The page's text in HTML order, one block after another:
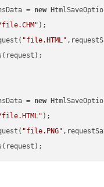
= new
);
"file.HTML"
= new
);
"file.PNG"